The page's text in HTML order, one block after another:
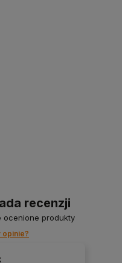
recenzji
ocenione produkty
opinie?